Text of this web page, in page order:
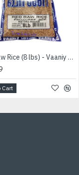
Red Raw Rice (8 lbs) - Vaaniy Brand - சிவப்பு பச்சை அரிசி
Cart